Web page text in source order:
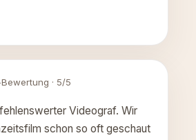
· 5/5
Videograf. Wir
schon so oft geschaut